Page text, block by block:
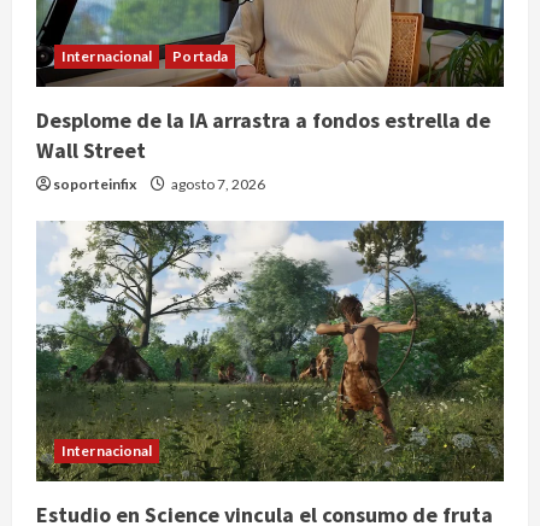
Internacional Portada
Desplome de la IA arrastra a fondos estrella de
Wall Street
soporteinfix agosto 7, 2026
Internacional
Estudio en Science vincula el consumo de fruta